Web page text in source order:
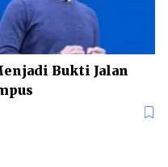
Bukti Jalan